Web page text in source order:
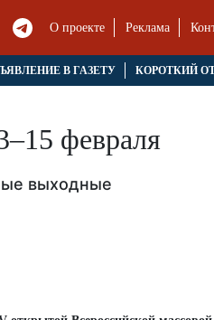
О проекте Реклама
В ГАЗЕТУ КОРОТКИЙ
февраля
выходные